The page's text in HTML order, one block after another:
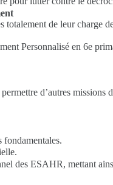
de leur charge
Personnalisé en 6e
d’autres
fondamentales.
des ESAHR, mettant